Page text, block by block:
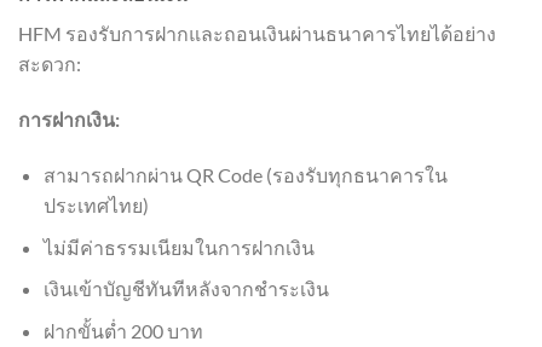
HFM รองรับการฝากและถอนเงินผ่านธนาคารไทยได้อย่าง
สะดวก:
การฝากเงิน:
สามารถฝากผ่าน QR Code (รองรับทุกธนาคารใน
ประเทศไทย)
ไม่มีค่าธรรมเนียมในการฝากเงิน
เงินเข้าบัญชีทันทีหลังจากชำระเงิน
ฝากขั้นต่ำ 200 บาท